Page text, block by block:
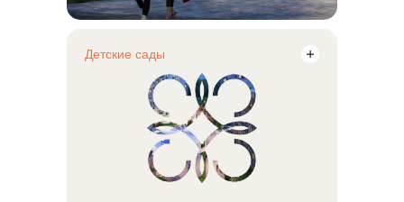
Детские сады